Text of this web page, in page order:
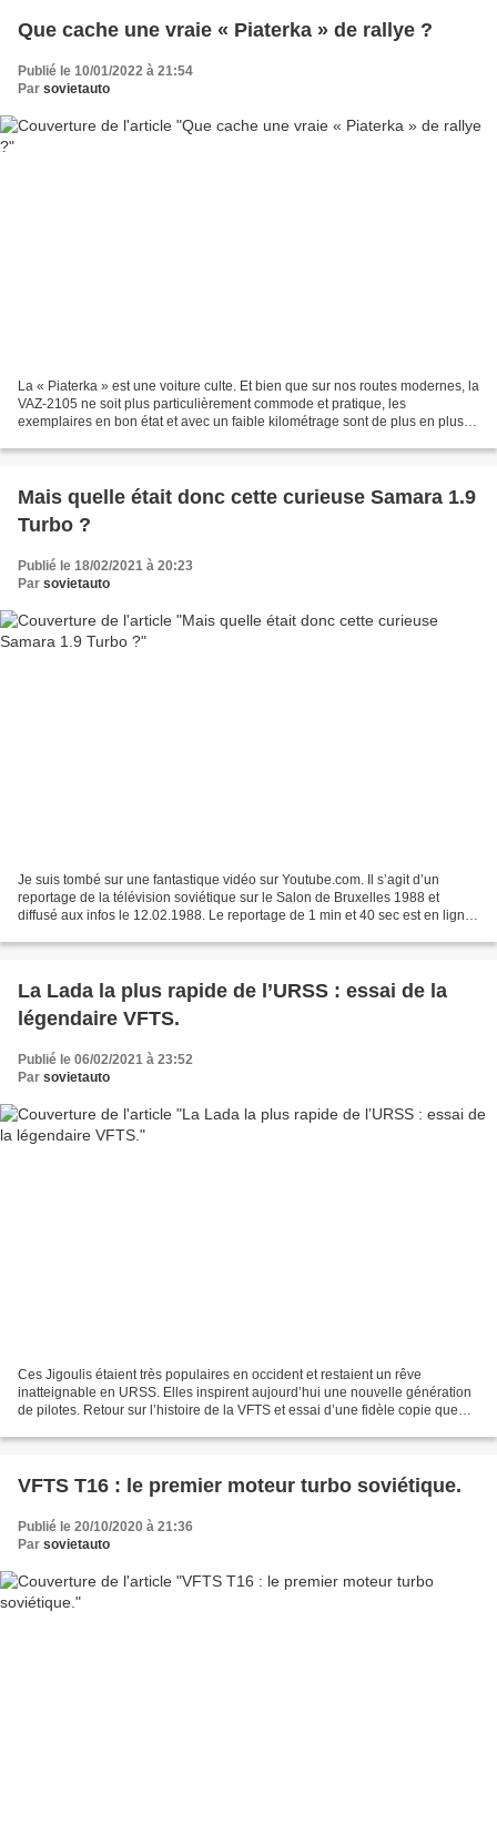
Que cache une vraie « Piaterka » de rallye ?
Publié le 10/01/2022 à 21:54
Par sovietauto
La « Piaterka » est une voiture culte. Et bien que sur nos routes modernes, la
VAZ-2105 ne soit plus particulièrement commode et pratique, les
exemplaires en bon état et avec un faible kilométrage sont de plus en plus
Mais quelle était donc cette curieuse Samara 1.9
Turbo ?
Publié le 18/02/2021 à 20:23
Par sovietauto
Je suis tombé sur une fantastique vidéo sur Youtube.com. Il s’agit d’un
reportage de la télévision soviétique sur le Salon de Bruxelles 1988 et
diffusé aux infos le 12.02.1988. Le reportage de 1 min et 40 sec est en ligne
La Lada la plus rapide de l’URSS : essai de la
légendaire VFTS.
Publié le 06/02/2021 à 23:52
Par sovietauto
Ces Jigoulis étaient très populaires en occident et restaient un rêve
inatteignable en URSS. Elles inspirent aujourd’hui une nouvelle génération
de pilotes. Retour sur l’histoire de la VFTS et essai d’une fidèle copie que
VFTS T16 : le premier moteur turbo soviétique.
Publié le 20/10/2020 à 21:36
Par sovietauto